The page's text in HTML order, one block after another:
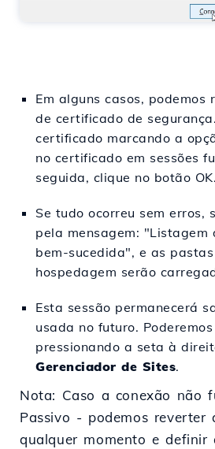
Em alguns casos, podemos
de certificado de
certificado marcando a
no certificado em sessões
seguida, clique no botão OK.
Se tudo ocorreu sem erros,
pela mensagem:
bem-sucedida", e as
hospedagem serão
Esta sessão permanecerá
usada no futuro.
pressionando a seta à
Gerenciador de Sites.
Nota: Caso a conexão não
Passivo - podemos reverter
qualquer momento e definir